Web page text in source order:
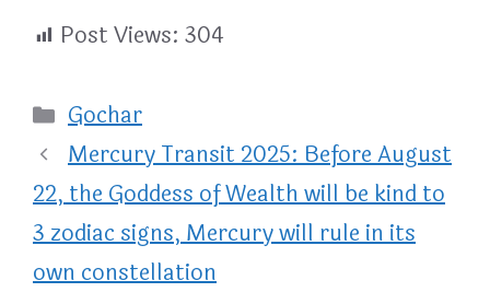
Post Views: 304
Categories
Gochar
Mercury Transit 2025: Before August
22, the Goddess of Wealth will be kind to
3 zodiac signs, Mercury will rule in its
own constellation